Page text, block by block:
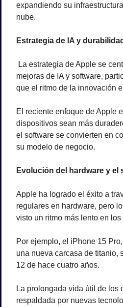
expandiendo su
nube.
Estrategia de IA y
mejoras de IA y software,
que el ritmo de la innovación
El reciente enfoque de Apple
dispositivos sean más
el software se convierten en
su modelo de negocio.
Evolución del hardware y el
Apple ha logrado el éxito a
regulares en hardware, pero
visto un ritmo más lento en
Por ejemplo, el iPhone 15
una nueva carcasa de titanio,
12 de hace cuatro años.
La prolongada vida útil de los
respaldada por nuevas